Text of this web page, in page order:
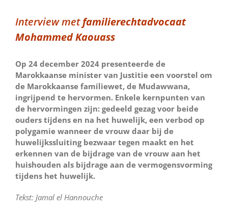
Interview metfamilierechtadvocaat
Mohammed Kaouass
Op 24 december 2024 presenteerde de
Marokkaanse minister van Justitie een voorstel om
de Marokkaanse familiewet, de Mudawwana,
ingrijpend te hervormen. Enkele kernpunten van
de hervormingen zijn: gedeeld gezag voor beide
ouders tijdens en na het huwelijk, een verbod op
polygamie wanneer de vrouw daar bij de
huwelijkssluiting bezwaar tegen maakt en het
erkennen van de bijdrage van de vrouw aan het
huishouden als bijdrage aan de vermogensvorming
tijdens het huwelijk.
Tekst: Jamal el Hannouche